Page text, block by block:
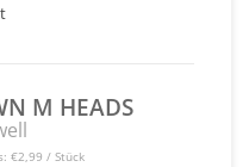
M HEADS
€2,99 / Stück